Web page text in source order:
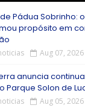
Pádua Sobrinho:
propósito em
Aug 07, 2026
anuncia
Parque Solon de
Aug 05, 2026